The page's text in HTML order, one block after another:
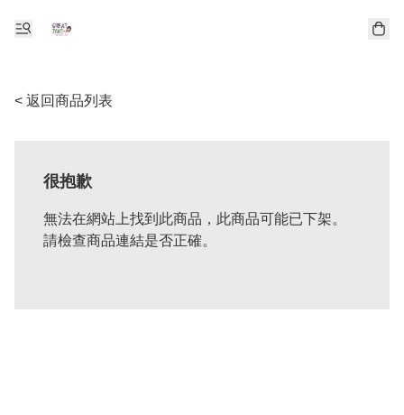
< 返回商品列表
很抱歉
無法在網站上找到此商品，此商品可能已下架。
請檢查商品連結是否正確。